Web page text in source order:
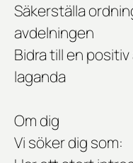
Säkerställa
avdelningen
Bidra till en
laganda
Om dig
Vi söker dig som: